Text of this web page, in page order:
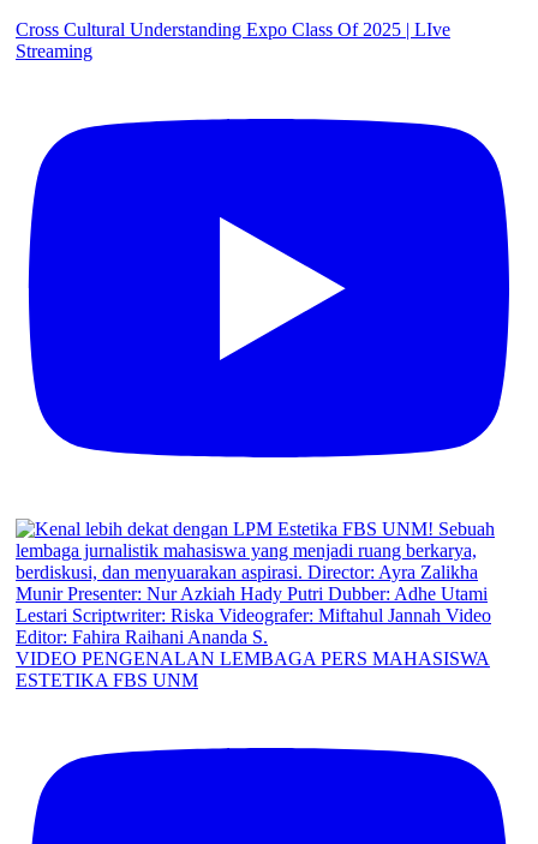
Cross Cultural Understanding Expo Class Of 2025 | LIve
Streaming
VIDEO PENGENALAN LEMBAGA PERS MAHASISWA
ESTETIKA FBS UNM